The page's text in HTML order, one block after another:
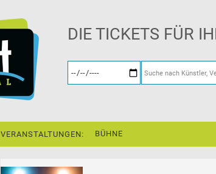
DIE TICKETS FÜR
VERANSTALTUNGEN: BÜHNE